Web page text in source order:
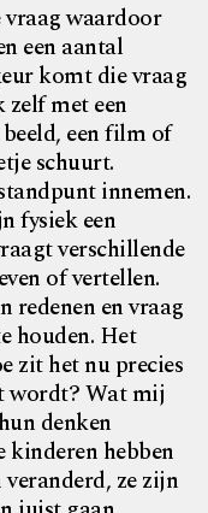
waardoor
een aantal
komt die vraag
met een
een film of
schuurt.
innemen.
fysiek een
verschillende
of vertellen.
redenen en vraag
houden. Het
zit het nu precies
wordt? Wat mij
denken
kinderen hebben
ze zijn